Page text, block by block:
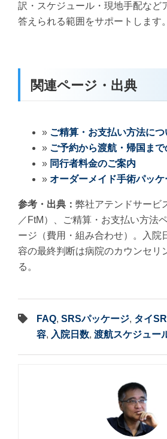
訳・スケジュール・現地手配など
答えられる範囲をサポートします。
関連ページ・出典
» ご精算・お支払い方法につ
» ご予約から渡航・帰国まで
» 同行者料金のご案内
» オーダーメイド手術パッ
参考・出典： 弊社アテンドサービ
／FtM）、ご精算・お支払い方法
ージ（費用・組み合わせ）。入院
容の最終判断は病院のカウンセリ
る。
FAQ, SRSパッケージ, タイ
容, 入院日数, 渡航スケジュー